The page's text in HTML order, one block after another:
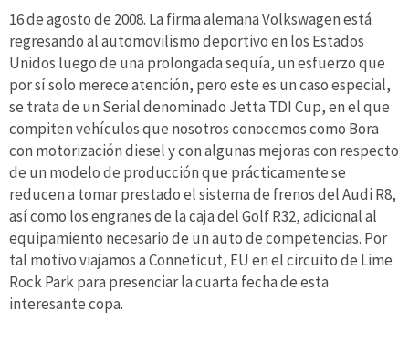
16 de agosto de 2008. La firma alemana Volkswagen está
regresando al automovilismo deportivo en los Estados
Unidos luego de una prolongada sequía, un esfuerzo que
por sí solo merece atención, pero este es un caso especial,
se trata de un Serial denominado Jetta TDI Cup, en el que
compiten vehículos que nosotros conocemos como Bora
con motorización diesel y con algunas mejoras con respecto
de un modelo de producción que prácticamente se
reducen a tomar prestado el sistema de frenos del Audi R8,
así como los engranes de la caja del Golf R32, adicional al
equipamiento necesario de un auto de competencias. Por
tal motivo viajamos a Conneticut, EU en el circuito de Lime
Rock Park para presenciar la cuarta fecha de esta
interesante copa.